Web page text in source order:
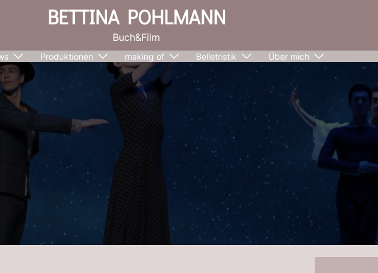
BETTINA POHLMANN
Buch&Film
Produktionen making of Belletristik Über mich